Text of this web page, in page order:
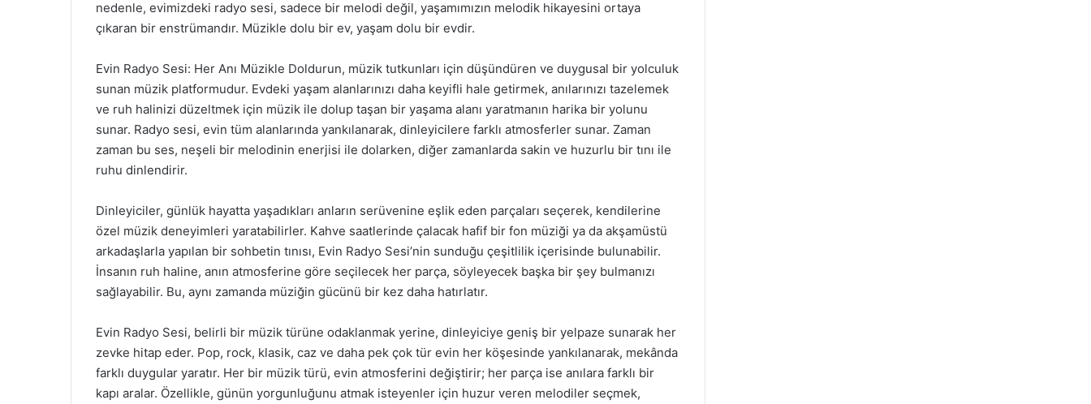
nedenle, evimizdeki radyo sesi, sadece bir melodi değil, yaşamımızın melodik hikayesini ortaya
çıkaran bir enstrümandır. Müzikle dolu bir ev, yaşam dolu bir evdir.
Evin Radyo Sesi: Her Anı Müzikle Doldurun, müzik tutkunları için düşündüren ve duygusal bir yolculuk
sunan müzik platformudur. Evdeki yaşam alanlarınızı daha keyifli hale getirmek, anılarınızı tazelemek
ve ruh halinizi düzeltmek için müzik ile dolup taşan bir yaşama alanı yaratmanın harika bir yolunu
sunar. Radyo sesi, evin tüm alanlarında yankılanarak, dinleyicilere farklı atmosferler sunar. Zaman
zaman bu ses, neşeli bir melodinin enerjisi ile dolarken, diğer zamanlarda sakin ve huzurlu bir tını ile
ruhu dinlendirir.
Dinleyiciler, günlük hayatta yaşadıkları anların serüvenine eşlik eden parçaları seçerek, kendilerine
özel müzik deneyimleri yaratabilirler. Kahve saatlerinde çalacak hafif bir fon müziği ya da akşamüstü
arkadaşlarla yapılan bir sohbetin tınısı, Evin Radyo Sesi’nin sunduğu çeşitlilik içerisinde bulunabilir.
İnsanın ruh haline, anın atmosferine göre seçilecek her parça, söyleyecek başka bir şey bulmanızı
sağlayabilir. Bu, aynı zamanda müziğin gücünü bir kez daha hatırlatır.
Evin Radyo Sesi, belirli bir müzik türüne odaklanmak yerine, dinleyiciye geniş bir yelpaze sunarak her
zevke hitap eder. Pop, rock, klasik, caz ve daha pek çok tür evin her köşesinde yankılanarak, mekânda
farklı duygular yaratır. Her bir müzik türü, evin atmosferini değiştirir; her parça ise anılara farklı bir
kapı aralar. Özellikle, günün yorgunluğunu atmak isteyenler için huzur veren melodiler seçmek,